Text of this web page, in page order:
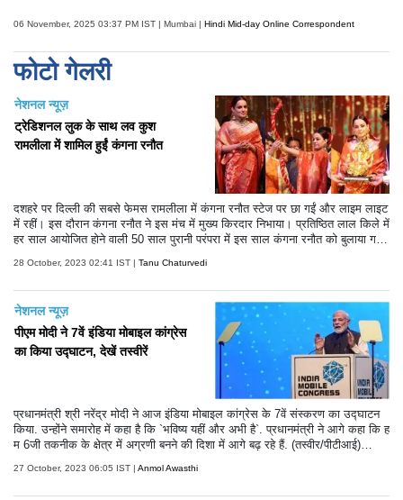
06 November, 2025 03:37 PM IST | Mumbai | Hindi Mid-day Online Correspondent
फोटो गेलरी
नेशनल न्यूज़
ट्रेडिशनल लुक के साथ लव कुश
रामलीला में शामिल हुईं कंगना रनौत
दशहरे पर दिल्ली की सबसे फेमस रामलीला में कंगना रनौत स्टेज पर छा गईं और लाइम लाइट
में रहीं। इस दौरान कंगना रनौत ने इस मंच में मुख्य किरदार निभाया। प्रतिष्ठित लाल किले में
हर साल आयोजित होने वाली 50 साल पुरानी परंपरा में इस साल कंगना रनौत को बुलाया ग
किया। हालांकि तमाम कोशिशों के बाद भी वह रावण दहन नहीं कर सकीं।
28 October, 2023 02:41 IST | Tanu Chaturvedi
नेशनल न्यूज़
पीएम मोदी ने 7वें इंडिया मोबाइल कांग्रेस
का किया उद्घाटन, देखें तस्वीरें
प्रधानमंत्री श्री नरेंद्र मोदी ने आज इंडिया मोबाइल कांग्रेस के 7वें संस्करण का उद्घाटन
किया. उन्होंने समारोह में कहा है कि `भविष्य यहीं और अभी है`. प्रधानमंत्री ने आगे कहा कि ह
म 6जी तकनीक के क्षेत्र में अग्रणी बनने की दिशा में आगे बढ़ रहे हैं. (तस्वीर/पीटीआई)
27 October, 2023 06:05 IST | Anmol Awasthi